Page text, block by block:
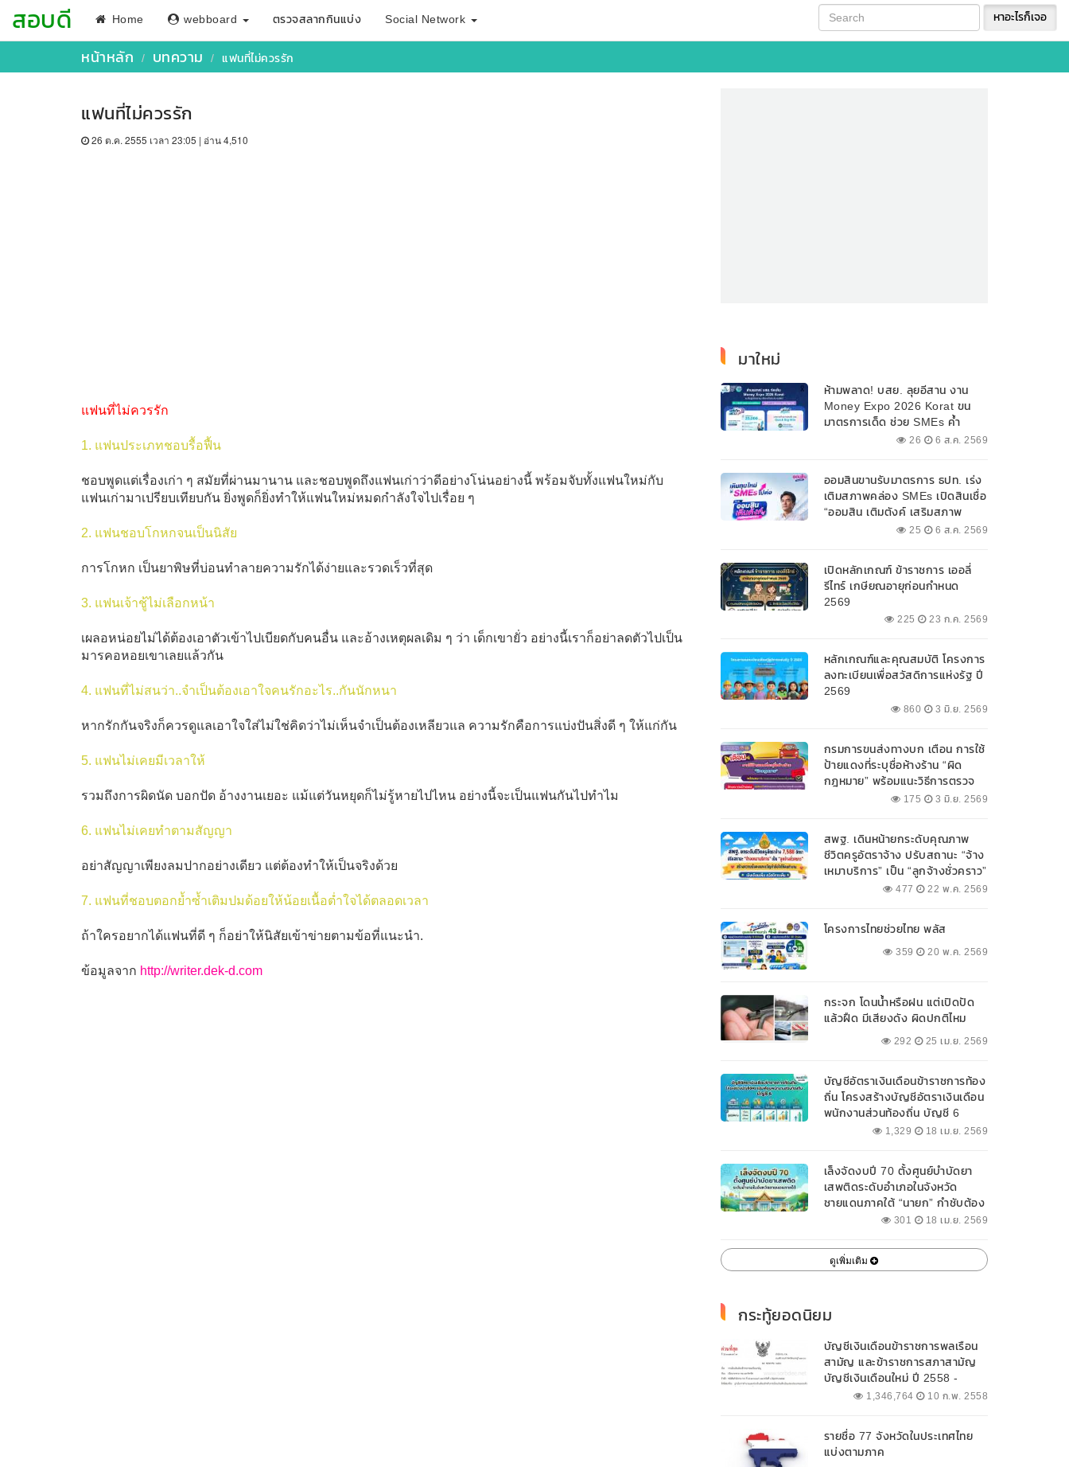
สอบดี Home webboard ตรวจสลากกินแบ่ง Social Network หาอะไรก็เจอ
หน้าหลัก บทความ แฟนที่ไม่ควรรัก
แฟนที่ไม่ควรรัก
26 ต.ค. 2555 เวลา 23:05 | อ่าน 4,510
แฟนที่ไม่ควรรัก
1. แฟนประเภทชอบรื้อฟื้น
ชอบพูดแต่เรื่องเก่า ๆ สมัยที่ผ่านมานาน และชอบพูดถึงแฟนเก่าว่าดีอย่างโน่นอย่างนี้ พร้อมจับทั้งแฟนใหม่กับ
แฟนเก่ามาเปรียบเทียบกัน ยิ่งพูดก็ยิ่งทำให้แฟนใหม่หมดกำลังใจไปเรื่อย ๆ
2. แฟนชอบโกหกจนเป็นนิสัย
การโกหก เป็นยาพิษที่บ่อนทำลายความรักได้ง่ายและรวดเร็วที่สุด
3. แฟนเจ้าชู้ไม่เลือกหน้า
เผลอหน่อยไม่ได้ต้องเอาตัวเข้าไปเบียดกับคนอื่น และอ้างเหตุผลเดิม ๆ ว่า เด็กเขายั่ว อย่างนี้เราก็อย่าลดตัวไปเป็น
มารคอหอยเขาเลยแล้วกัน
4. แฟนที่ไม่สนว่า..จำเป็นต้องเอาใจคนรักอะไร..กันนักหนา
หากรักกันจริงก็ควรดูแลเอาใจใส่ไม่ใช่คิดว่าไม่เห็นจำเป็นต้องเหลียวแล ความรักคือการแบ่งปันสิ่งดี ๆ ให้แก่กัน
5. แฟนไม่เคยมีเวลาให้
รวมถึงการผิดนัด บอกปัด อ้างงานเยอะ แม้แต่วันหยุดก็ไม่รู้หายไปไหน อย่างนี้จะเป็นแฟนกันไปทำไม
6. แฟนไม่เคยทำตามสัญญา
อย่าสัญญาเพียงลมปากอย่างเดียว แต่ต้องทำให้เป็นจริงด้วย
7. แฟนที่ชอบตอกย้ำซ้ำเติมปมด้อยให้น้อยเนื้อต่ำใจได้ตลอดเวลา
ถ้าใครอยากได้แฟนที่ดี ๆ ก็อย่าให้นิสัยเข้าข่ายตามข้อที่แนะนำ.
ข้อมูลจาก http://writer.dek-d.com
มาใหม่
ห้ามพลาด! บสย. ลุยอีสาน งาน
Money Expo 2026 Korat ขน
มาตรการเด็ด ช่วย SMEs ค้ำ
ประกันสินเชื่อ-แก้หนี้ 7-9 ส.ค. 69
26 6 ส.ค. 2569
ออมสินขานรับมาตรการ ธปท. เร่ง
เติมสภาพคล่อง SMEs เปิดสินเชื่อ
“ออมสิน เติมตังค์ เสริมสภาพ
คล่อง” วงเงินรวม 2,000
วงเงินกู้สูงสุด 100% ของหลัก
ประกัน ผ่อนนานสูงสุด 10 ปี
25 6 ส.ค. 2569
เปิดหลักเกณฑ์ ข้าราชการ เออลี่
รีไทร์ เกษียณอายุก่อนกำหนด
2569
225 23 ก.ค. 2569
หลักเกณฑ์และคุณสมบัติ โครงการ
ลงทะเบียนเพื่อสวัสดิการแห่งรัฐ ปี
2569
860 3 มิ.ย. 2569
กรมการขนส่งทางบก เตือน การใช้
ป้ายแดงที่ระบุชื่อห้างร้าน “ผิด
กฎหมาย” พร้อมแนะวิธีการตรวจ
สอบป้ายแดงที่ถูกต้อง
175 3 มิ.ย. 2569
สพฐ. เดินหน้ายกระดับคุณภาพ
ชีวิตครูอัตราจ้าง ปรับสถานะ “จ้าง
เหมาบริการ” เป็น “ลูกจ้างชั่วคราว”
477 22 พ.ค. 2569
โครงการไทยช่วยไทย พลัส
359 20 พ.ค. 2569
กระจก โดนน้ำหรือฝน แต่เปิดปัด
แล้วฝืด มีเสียงดัง ผิดปกติไหม
292 25 เม.ย. 2569
บัญชีอัตราเงินเดือนข้าราชการท้อง
ถิ่น โครงสร้างบัญชีอัตราเงินเดือน
พนักงานส่วนท้องถิ่น บัญชี 6
1,329 18 เม.ย. 2569
เล็งจัดงบปี 70 ตั้งศูนย์บำบัดยา
เสพติดระดับอำเภอในจังหวัด
ชายแดนภาคใต้ “นายก” กำชับต้อง
ออกแบบเฉพาะให้สอดคล้องกับ
301 18 เม.ย. 2569
ดูเพิ่มเติม
กระทู้ยอดนิยม
บัญชีเงินเดือนข้าราชการพลเรือน
สามัญ และข้าราชการสภาสามัญ
บัญชีเงินเดือนใหม่ ปี 2558 -
2562 ปัจจุบัน1,346,764 10 ก.พ. 2558
รายชื่อ 77 จังหวัดในประเทศไทย
แบ่งตามภาค